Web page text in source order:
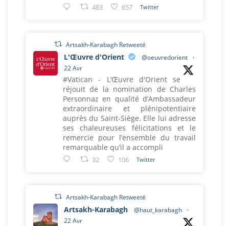
483 657 Twitter
Artsakh-Karabagh Retweeté
L'Œuvre d'Orient @oeuvredorient
·
22 Avr
#Vatican - L’Œuvre d'Orient se
réjouit de la nomination de Charles
Personnaz en qualité d’Ambassadeur
extraordinaire et plénipotentiaire
auprès du Saint-Siège. Elle lui adresse
ses chaleureuses félicitations et le
remercie pour l’ensemble du travail
remarquable qu’il a accompli
32 106 Twitter
Artsakh-Karabagh Retweeté
Artsakh-Karabagh @haut_karabagh
·
22 Avr